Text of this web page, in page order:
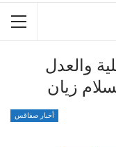
والعدل
زيان
أخبار صفاقس